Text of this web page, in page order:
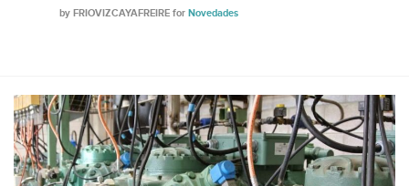
by FRIOVIZCAYAFREIRE for Novedades